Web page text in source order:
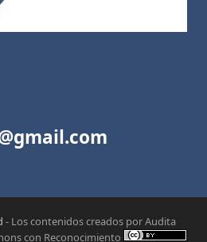
- Los contenidos creados por Audita
con Reconocimiento